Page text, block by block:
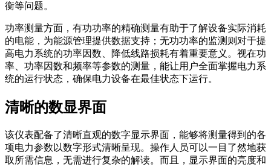
衡等问题。
功率测量方面，有功功率的精确测量有助于了解设备实际消耗
的电能，为能源管理提供数据支持；无功功率的监测则对于提
高电力系统的功率因数、降低线路损耗有着重要意义。视在功
率、功率因数和频率等参数的测量，能让用户全面掌握电力系
统的运行状态，确保电力设备在最佳状态下运行。
清晰的数显界面
该仪表配备了清晰直观的数字显示界面，能够将测量得到的各
项电力参数以数字形式清晰呈现。操作人员可以一目了然地获
取所需信息，无需进行复杂的解读。而且，显示界面的亮度和